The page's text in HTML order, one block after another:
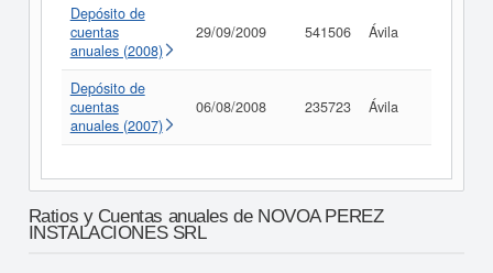
Depósito de
cuentas
anuales (2008)
29/09/2009 541506 Ávila
Depósito de
cuentas
anuales (2007)
06/08/2008 235723 Ávila
Ratios y Cuentas anuales de NOVOA PEREZ
INSTALACIONES SRL